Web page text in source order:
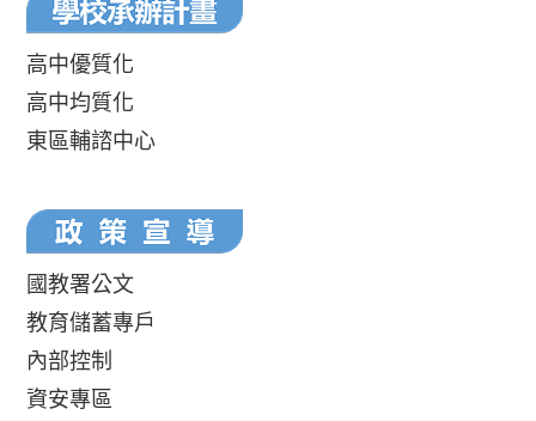
高中優質化
高中均質化
東區輔諮中心
國教署公文
教育儲蓄專戶
內部控制
資安專區